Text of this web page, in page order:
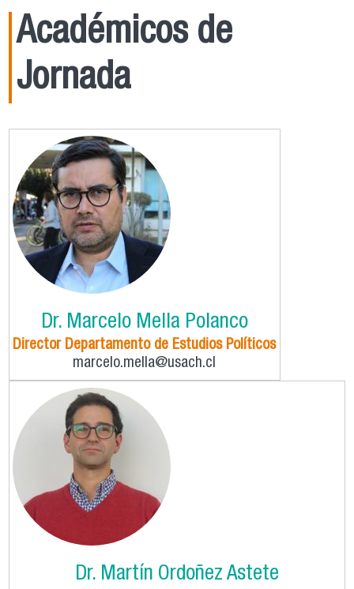
Académicos de
Jornada
Dr. Marcelo Mella Polanco
Director Departamento de Estudios Políticos
marcelo.mella@usach.cl
Dr. Martín Ordoñez Astete